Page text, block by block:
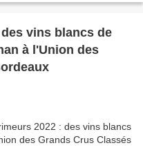
vins blancs de
à l'Union des